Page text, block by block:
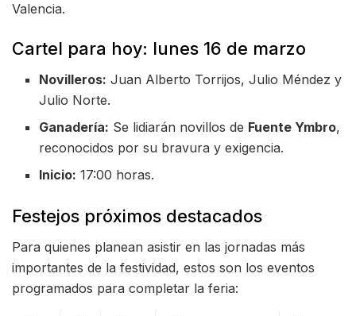
Valencia.
Cartel para hoy: lunes 16 de marzo
Novilleros: Juan Alberto Torrijos, Julio Méndez y
Julio Norte.
Ganadería: Se lidiarán novillos de Fuente Ymbro,
reconocidos por su bravura y exigencia.
Inicio: 17:00 horas.
Festejos próximos destacados
Para quienes planean asistir en las jornadas más
importantes de la festividad, estos son los eventos
programados para completar la feria: